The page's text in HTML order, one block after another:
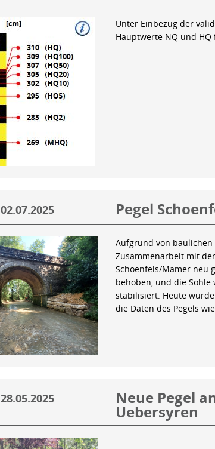
Unter Einbezug der
Hauptwerte NQ und
02.07.2025 Pegel
Aufgrund von
Zusammenarbeit mit
Schoenfels/Mamer neu
behoben, und die
stabilisiert. Heute
die Daten des Pegels
28.05.2025 Neue Pegel
Uebersyren